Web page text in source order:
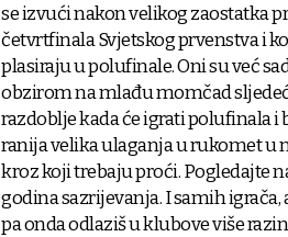
se izvući nakon velikog zaostatka
četvrtfinala Svjetskog prvenstva i
plasiraju u polufinale. Oni su već
obzirom na mlađu momčad
razdoblje kada će igrati polufinala i
ranija velika ulaganja u rukomet u
kroz koji trebaju proći. Pogledajte
godina sazrijevanja. I samih
pa onda odlaziš u klubove više